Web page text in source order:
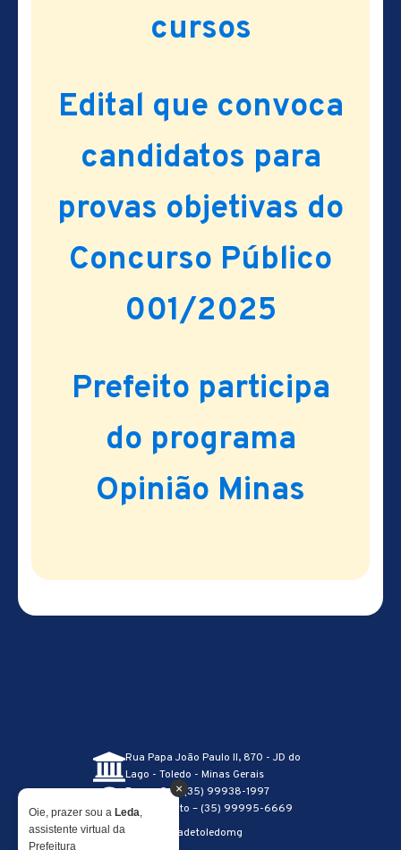
cursos
Edital que convoca
candidatos para
provas objetivas do
Concurso Público
001/2025
Prefeito participa
do programa
Opinião Minas
Rua Papa João Paulo II, 870 - JD do
Lago - Toledo - Minas Gerais
Recepção – (35) 99938-1997
Atendimento – (35) 99995-6669
@prefeituradetoledomg
×
Oie, prazer sou a Leda,
assistente virtual da
Prefeitura